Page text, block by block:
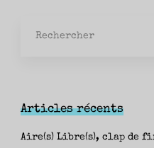
Articles récents
Aire(s) Libre(s), clap de